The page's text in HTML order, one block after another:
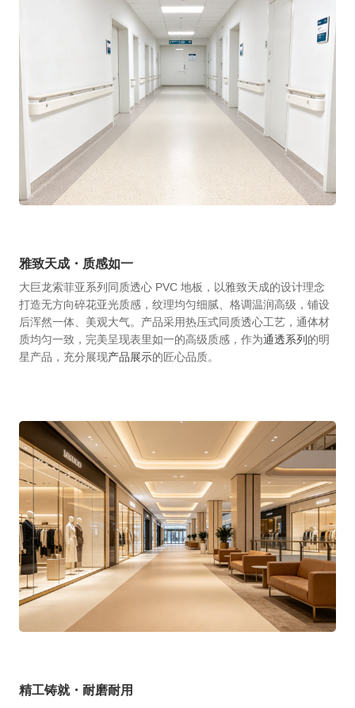
雅致天成・质感如一
大巨龙索菲亚系列同质透心 PVC 地板，以雅致天成的设计理念
打造无方向碎花亚光质感，纹理均匀细腻、格调温润高级，铺设
后浑然一体、美观大气。产品采用热压式同质透心工艺，通体材
质均匀一致，完美呈现表里如一的高级质感，作为通透系列 的明
星产品，充分展现产品展示的匠心品质。
精工铸就・耐磨耐用